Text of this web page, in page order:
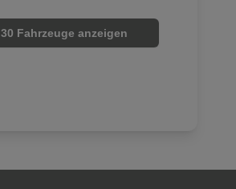
30 Fahrzeuge anzeigen